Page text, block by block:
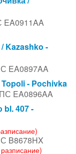
Kazashko -
EA0897AA
- Pochivka
EA0896AA
bl. 407 -
B8678HX